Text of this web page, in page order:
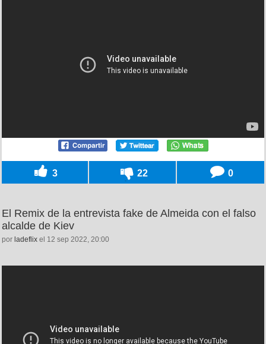
3 22 0
El Remix de la entrevista fake de Almeida con el falso
alcalde de Kiev
por ladeflix el 12 sep 2022, 20:00